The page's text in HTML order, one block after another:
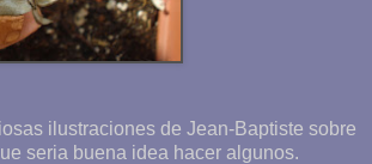
ilustraciones de Jean-Baptiste sobre
seria buena idea hacer algunos.